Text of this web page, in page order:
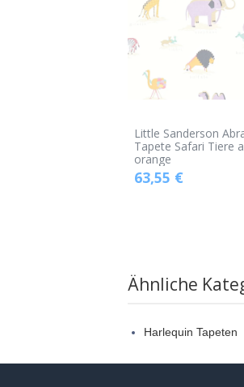
Little Sanderson
Tapete Safari Tiere
orange
63,55 €
Ähnliche
Harlequin Tapeten